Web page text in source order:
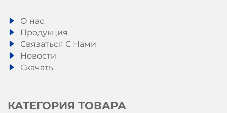
О нас
Продукция
Связаться С Нами
Новости
Скачать
КАТЕГОРИЯ ТОВАРА